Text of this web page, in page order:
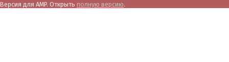
Версия для AMP. Открыть полную версию.